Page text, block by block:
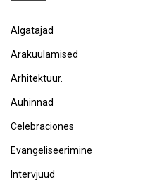
Algatajad
Ärakuulamised
Arhitektuur.
Auhinnad
Celebraciones
Evangeliseerimine
Intervjuud